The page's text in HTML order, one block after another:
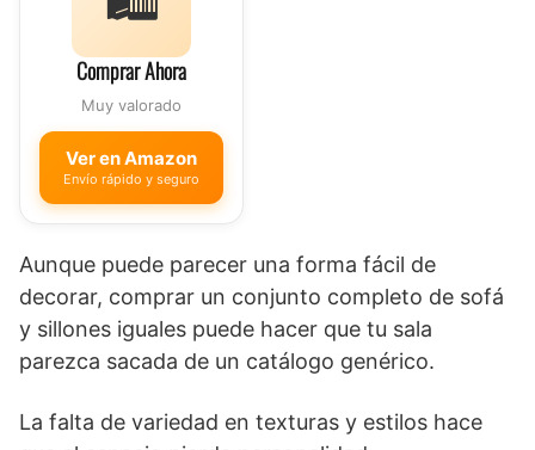
Comprar Ahora
Muy valorado
Ver en Amazon
Envío rápido y seguro
Aunque puede parecer una forma fácil de
decorar, comprar un conjunto completo de sofá
y sillones iguales puede hacer que tu sala
parezca sacada de un catálogo genérico.
La falta de variedad en texturas y estilos hace